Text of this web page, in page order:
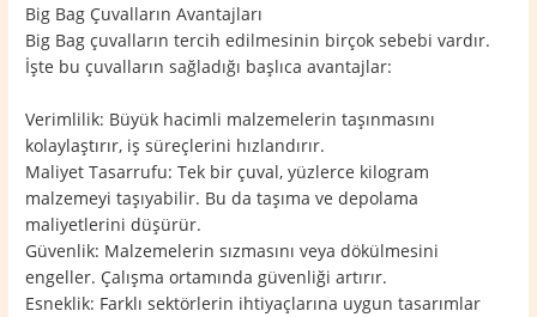
Big Bag Çuvalların Avantajları
Big Bag çuvalların tercih edilmesinin birçok sebebi vardır.
İşte bu çuvalların sağladığı başlıca avantajlar:
Verimlilik: Büyük hacimli malzemelerin taşınmasını
kolaylaştırır, iş süreçlerini hızlandırır.
Maliyet Tasarrufu: Tek bir çuval, yüzlerce kilogram
malzemeyi taşıyabilir. Bu da taşıma ve depolama
maliyetlerini düşürür.
Güvenlik: Malzemelerin sızmasını veya dökülmesini
engeller. Çalışma ortamında güvenliği artırır.
Esneklik: Farklı sektörlerin ihtiyaçlarına uygun tasarımlar